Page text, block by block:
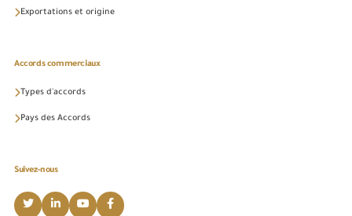
Exportations et origine
Accords commerciaux
Types d'accords
Pays des Accords
Suivez-nous